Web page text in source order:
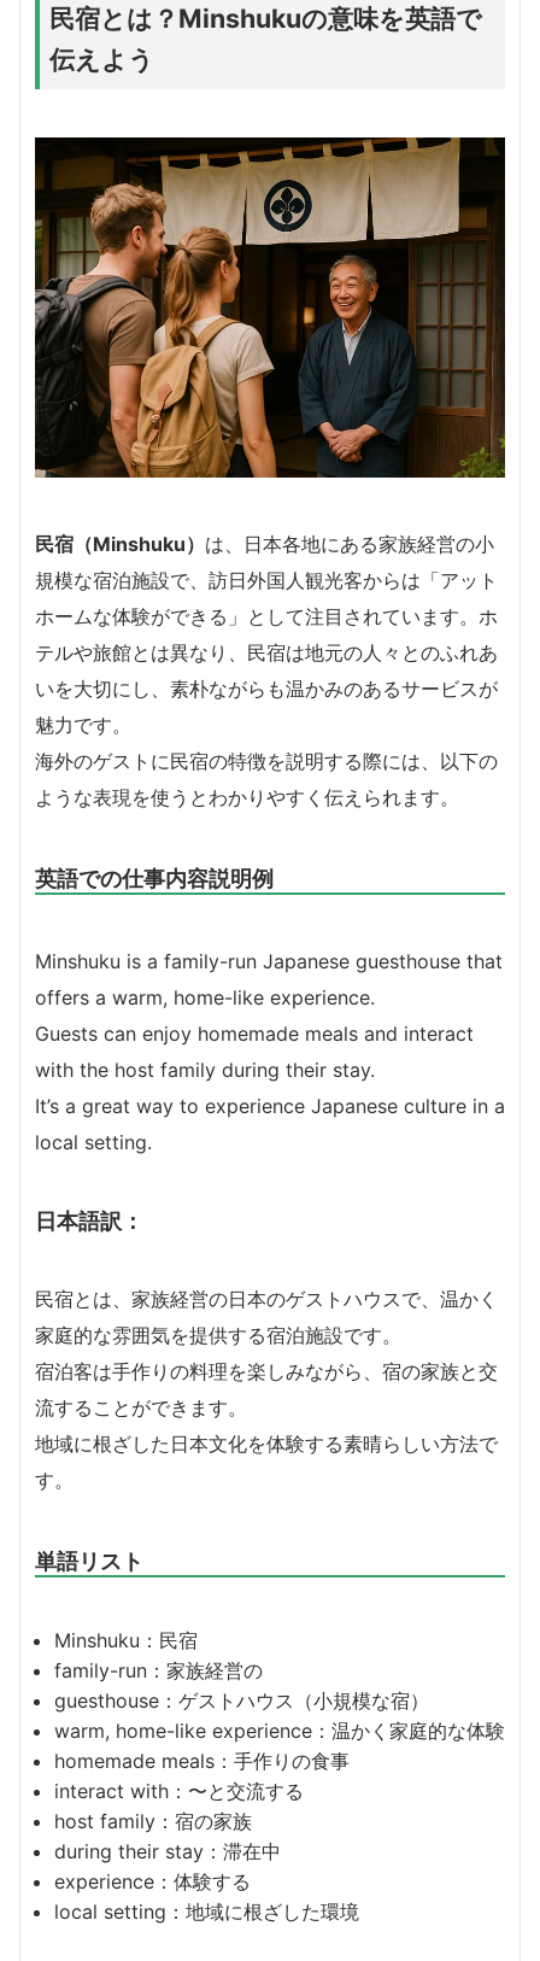
民宿とは？Minshukuの意味を英語で
伝えよう
民宿（Minshuku） は、日本各地にある家族経営の小
規模な宿泊施設で、訪日外国人観光客からは「アット
ホームな体験ができる」として注目されています。ホ
テルや旅館とは異なり、民宿は地元の人々とのふれあ
いを大切にし、素朴ながらも温かみのあるサービスが
魅力です。
海外のゲストに民宿の特徴を説明する際には、以下の
ような表現を使うとわかりやすく伝えられます。
英語での仕事内容説明例
Minshuku is a family-run Japanese guesthouse that
offers a warm, home-like experience.
Guests can enjoy homemade meals and interact
with the host family during their stay.
It’s a great way to experience Japanese culture in a
local setting.
日本語訳：
民宿とは、家族経営の日本のゲストハウスで、温かく
家庭的な雰囲気を提供する宿泊施設です。
宿泊客は手作りの料理を楽しみながら、宿の家族と交
流することができます。
地域に根ざした日本文化を体験する素晴らしい方法で
す。
単語リスト
Minshuku：民宿
family-run：家族経営の
guesthouse：ゲストハウス（小規模な宿）
warm, home-like experience：温かく家庭的な体験
homemade meals：手作りの食事
interact with：〜と交流する
host family：宿の家族
during their stay：滞在中
experience：体験する
local setting：地域に根ざした環境